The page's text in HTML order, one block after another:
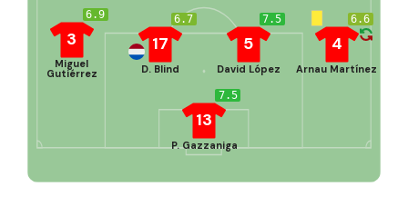
7.5
13
P. Gazzaniga
6.9
3
Miguel
Gutiérrez
6.7
17
D. Blind
7.5
5
David López
6.6
4
Arnau Martínez